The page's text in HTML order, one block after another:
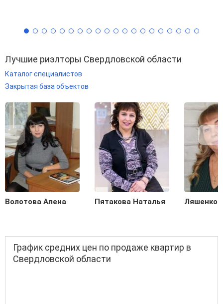
Лучшие риэлторы Свердловской области
Каталог специалистов
Закрытая база объектов
Волотова Алена Пятакова Наталья Ляшенко
График средних цен по продаже квартир в
Свердловской области